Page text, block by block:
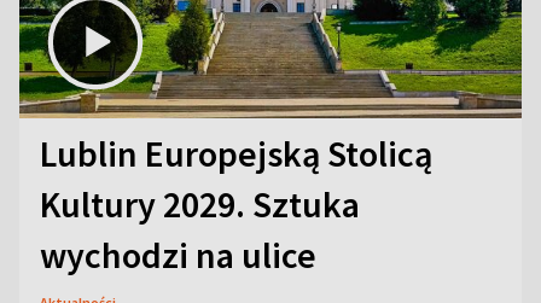
Lublin Europejską Stolicą
Kultury 2029. Sztuka
wychodzi na ulice